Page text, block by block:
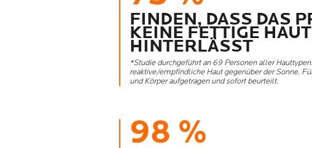
FINDEN, DASS DAS
KEINE FETTIGE HAUT
HINTERLÄSST
*Studie durchgeführt an 69 Personen aller
reaktive/empfindliche Haut gegenüber der Sonne.
und Körper aufgetragen und sofort beurteilt.
98 %